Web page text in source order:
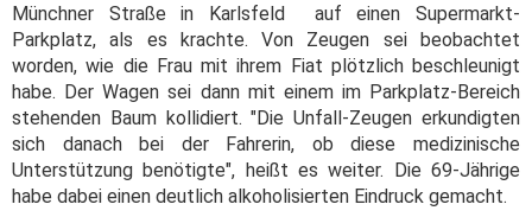
Münchner Straße in Karlsfeld auf einen Supermarkt-
Parkplatz, als es krachte. Von Zeugen sei beobachtet
worden, wie die Frau mit ihrem Fiat plötzlich beschleunigt
habe. Der Wagen sei dann mit einem im Parkplatz-Bereich
stehenden Baum kollidiert. "Die Unfall-Zeugen erkundigten
sich danach bei der Fahrerin, ob diese medizinische
Unterstützung benötigte", heißt es weiter. Die 69-Jährige
habe dabei einen deutlich alkoholisierten Eindruck gemacht.